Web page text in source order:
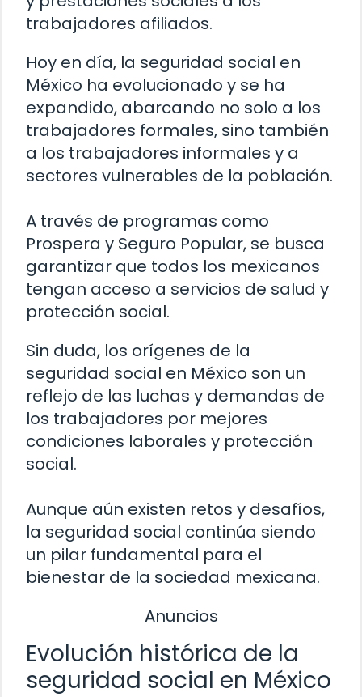
trabajadores afiliados.
Hoy en día, la seguridad social en
México ha evolucionado y se ha
expandido, abarcando no solo a los
trabajadores formales, sino también
a los trabajadores informales y a
sectores vulnerables de la población.
A través de programas como
Prospera y Seguro Popular, se busca
garantizar que todos los mexicanos
tengan acceso a servicios de salud y
protección social.
Sin duda, los orígenes de la
seguridad social en México son un
reflejo de las luchas y demandas de
los trabajadores por mejores
condiciones laborales y protección
social.
Aunque aún existen retos y desafíos,
la seguridad social continúa siendo
un pilar fundamental para el
bienestar de la sociedad mexicana.
Anuncios
Evolución histórica de la
seguridad social en México